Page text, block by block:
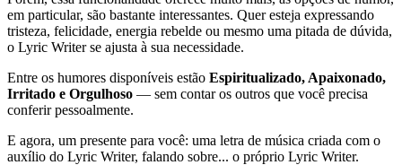
em particular, são bastante interessantes. Quer esteja expressando
tristeza, felicidade, energia rebelde ou mesmo uma pitada de dúvida,
o Lyric Writer se ajusta à sua necessidade.
Entre os humores disponíveis estão Espiritualizado, Apaixonado,
Irritado e Orgulhoso — sem contar os outros que você precisa
conferir pessoalmente.
E agora, um presente para você: uma letra de música criada com o
auxílio do Lyric Writer, falando sobre... o próprio Lyric Writer.